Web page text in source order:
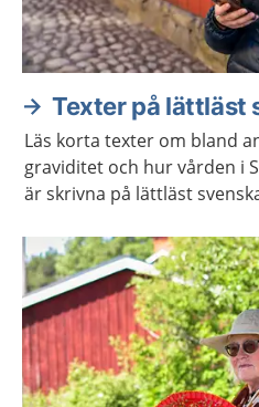
Texter på lättläst
Läs korta texter om bland
graviditet och hur vården i
är skrivna på lättläst